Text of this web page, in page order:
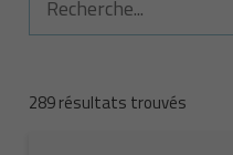
289résultats trouvés